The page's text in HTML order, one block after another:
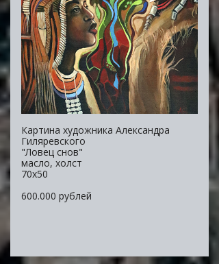
Картина художника Александра
Гиляревского
"Ловец снов"
масло, холст
70х50
600.000 рублей